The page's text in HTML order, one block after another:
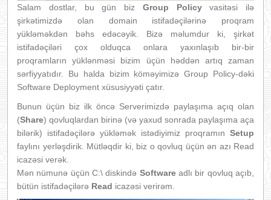
Salam dostlar, bu gün biz Group Policyvasitəsi ilə
şirkətimizdə olan domain istifadəçilərinə proqram
yükləməkdən bəhs edəcəyik. Bizə məlumdur ki, şirkət
istifadəçiləri çox olduqca onlara yaxınlaşıb bir-bir
proqramların yüklənməsi bizim üçün həddən artıq zaman
sərfiyyatıdır. Bu halda bizim köməyimizə Group Policy-dəki
Software Deployment xüsusiyyəti çatır.
Bunun üçün biz ilk öncə Serverimizdə paylaşıma açıq olan
(Share) qovluqlardan birinə (və yaxud sonrada paylaşıma aça
bilərik) istifadəçilərə yükləmək istədiyimiz proqramın Setup
faylını yerləşdirik. Mütləqdir ki, biz o qovluq üçün ən azı Read
icazəsi verək.
Mən nümunə üçün C:\ diskində Softwareadlı bir qovluq açıb,
bütün istifadəçilərə Read icazəsi verirəm.